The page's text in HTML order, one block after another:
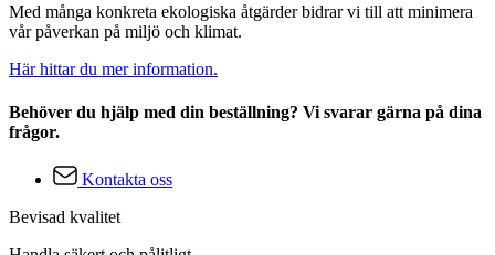
Med många konkreta ekologiska åtgärder bidrar vi till att minimera
vår påverkan på miljö och klimat.
Här hittar du mer information.
Behöver du hjälp med din beställning? Vi svarar gärna på dina
frågor.
Kontakta oss
Bevisad kvalitet